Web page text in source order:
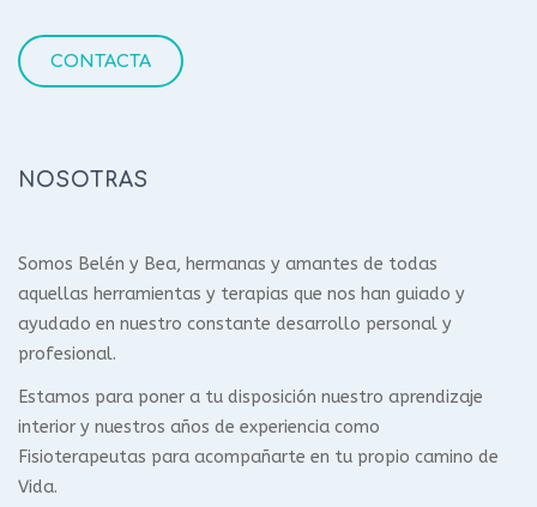
CONTACTA
NOSOTRAS
Somos Belén y Bea, hermanas y amantes de todas
aquellas herramientas y terapias que nos han guiado y
ayudado en nuestro constante desarrollo personal y
profesional.
Estamos para poner a tu disposición nuestro aprendizaje
interior y nuestros años de experiencia como
Fisioterapeutas para acompañarte en tu propio camino de
Vida.